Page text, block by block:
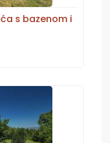
s bazenom i